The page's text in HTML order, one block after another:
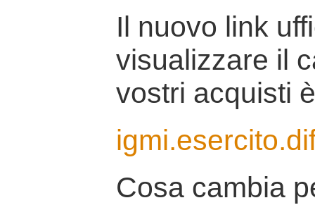
Il nuovo link
visualizzare il
vostri acquisti
Cosa cambia